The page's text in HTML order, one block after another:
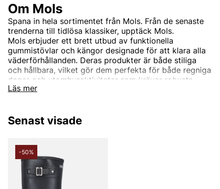
Läs mer
Om Mols
Spana in hela sortimentet från Mols. Från de senaste
trenderna till tidlösa klassiker, upptäck Mols.
Mols erbjuder ett brett utbud av funktionella
gummistövlar och kängor designade för att klara alla
väderförhållanden. Deras produkter är både stiliga
och hållbara, vilket gör dem perfekta för både regniga
dagar och utomhusaktiviteter som kräver robusta
kläder.
Andra populära varumärken:
LEE
NN07
Björn Borg
Replay
Oscar Jacobson
Senast visade
-50%